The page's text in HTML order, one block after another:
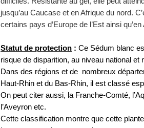
jusqu’au Caucase et en Afrique du nord.
certains pays d’Europe de l’Est ainsi
Statut de protection : Ce Sédum blanc
risque de disparition, au niveau national et
Dans des régions et de nombreux
Haut-Rhin et du Bas-Rhin, il est classé
On peut citer aussi, la Franche-Comté,
l’Aveyron etc.
Cette classification montre que cette